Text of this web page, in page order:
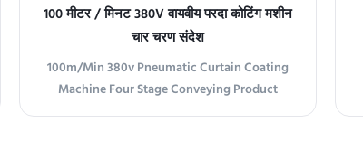
100 मीटर / मिनट 380V वायवीय परदा कोटिंग मशीन
चार चरण संदेश
100m/Min 380v Pneumatic Curtain Coating
Machine Four Stage Conveying Product
Overview This advanced pneumatic curtain